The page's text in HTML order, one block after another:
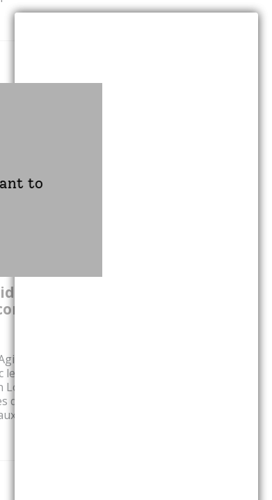
de nombreux seniors.
de découvrir les
mon proche, des
Arrco Centre Val de
Centre intercommunal
Loire et Vienne et la
a le plaisir de vous
ai...
to